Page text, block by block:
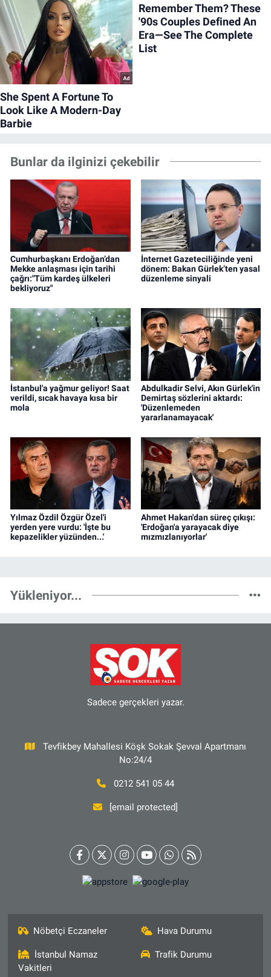
Bunlar da ilginizi çekebilir
Cumhurbaşkanı Erdoğan’dan
Mekke anlaşması için tarihi
çağrı:"Tüm kardeş ülkeleri
bekliyoruz"
İnternet Gazeteciliğinde yeni
dönem: Bakan Gürlek’ten yasal
düzenleme sinyali
İstanbul'a yağmur geliyor! Saat
verildi, sıcak havaya kısa bir
mola
Abdulkadir Selvi, Akın Gürlek'in
Demirtaş sözlerini aktardı:
'Düzenlemeden
yararlanamayacak'
Yılmaz Özdil Özgür Özel'i
yerden yere vurdu: 'İşte bu
kepazelikler yüzünden...'
Ahmet Hakan'dan süreç çıkışı:
'Erdoğan'a yarayacak diye
mızmızlanıyorlar'
Yükleniyor...
Sadece gerçekleri yazar.
Tevfikbey Mahallesi Köşk Sokak Şevval Apartmanı
No:24/4
0212 541 05 44
[email protected]
Nöbetçi Eczaneler Hava Durumu
İstanbul Namaz
Vakitleri
Trafik Durumu